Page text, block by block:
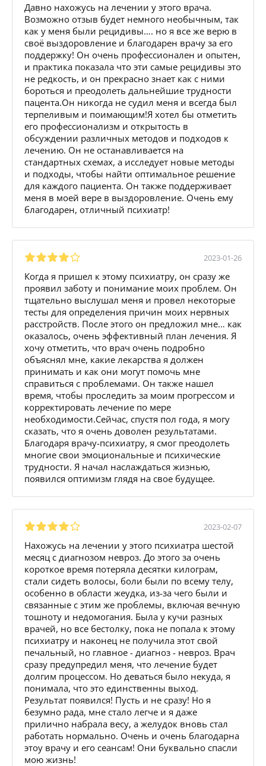
Давно нахожусь на лечении у этого врача.
Возможно отзыв будет немного необычным, так
как у меня были рецидивы…. но я все же верю в
своё выздоровление и благодарен врачу за его
поддержку! Он очень профессионален и опытен,
и практика показала что эти самые рецидивы это
не редкость, и он прекрасно знает как с ними
бороться и преодолеть дальнейшие трудности
пацента.Он никогда не судил меня и всегда был
терпеливым и поимающим!Я хотел бы отметить
его профессионализм и открытость в
обсуждении различных методов и подходов к
лечению. Он не останавливается на
стандартных схемах, а исследует новые методы
и подходы, чтобы найти оптимальное решение
для каждого пациента. Он также поддерживает
меня в моей вере в выздоровление. Очень ему
благодарен, отличный психиатр!
2023-01-26
Когда я пришел к этому психиатру, он сразу же
проявил заботу и понимание моих проблем. Он
тщательно выслушал меня и провел некоторые
тесты для определения причин моих нервных
расстройств. После этого он предложил мне… как
оказалось, очень эффективный план лечения. Я
хочу отметить, что врач очень подробно
объяснял мне, какие лекарства я должен
принимать и как они могут помочь мне
справиться с проблемами. Он также нашел
время, чтобы проследить за моим прогрессом и
корректировать лечение по мере
необходимости.Сейчас, спустя пол года, я могу
сказать, что я очень доволен результатами.
Благодаря врачу-психиатру, я смог преодолеть
многие свои эмоциональные и психические
трудности. Я начал наслаждаться жизнью,
появился оптимизм глядя на свое будущее.
2023-02-07
Нахожусь на лечении у этого психиатра шестой
месяц с диагнозом невроз. До этого за очень
короткое время потеряла десятки килограм,
стали сидеть волосы, боли были по всему телу,
особенно в области жеудка, из-за чего были и
связанные с этим же проблемы, включая вечную
тошноту и недомогания. Была у кучи разных
врачей, но все бестолку, пока не попала к этому
психиатру и наконец не получила этот свой
печальный, но главное - диагноз - невроз. Врач
сразу предупредил меня, что лечение будет
долгим процессом. Но деваться было некуда, я
понимала, что это единственны выход.
Результат появился! Пусть и не сразу! Но я
безумно рада, мне стало легче и я даже
прилично набрала весу, а желудок вновь стал
работать нормально. Очень и очень благодарна
этоу врачу и его сеансам! Они буквально спасли
мою жизнь!